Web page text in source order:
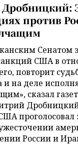
против
Сенатом
США в
повторит
на деле
сказал
проголосовал
России и